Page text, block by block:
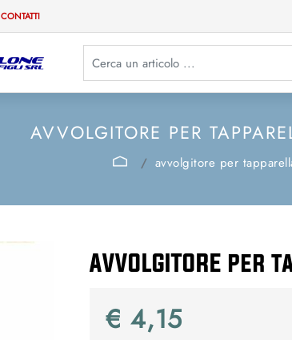
CONTATTI
La modifica di un filtro aggiorna
AVVOLGITORE PER
avvolgitore per
AVVOLGITORE
€ 4,15